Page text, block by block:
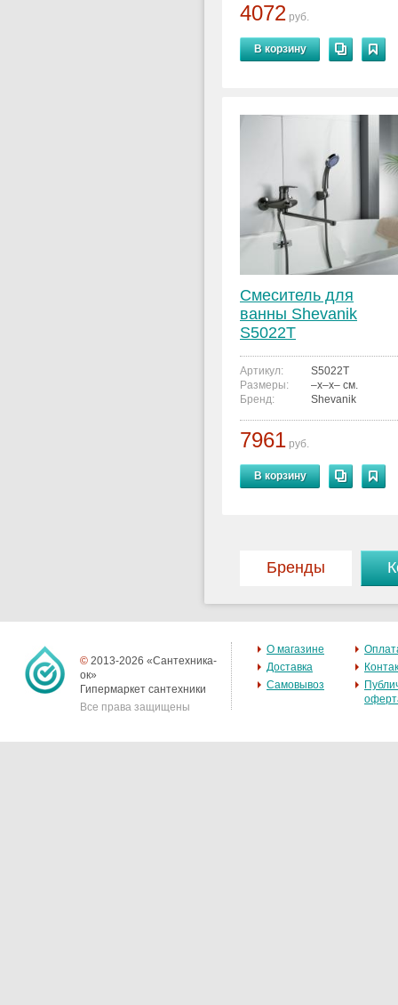
4072 руб.
В корзину
Смеситель для
ванны Shevanik
S5022T
Артикул:
S5022T
Размеры:
–x–x– см.
Бренд:
Shevanik
7961 руб.
В корзину
Бренды
© 2013-2026 «Сантехника-
ок»
Гипермаркет сантехники
Все права защищены
О магазине
Доставка
Самовывоз